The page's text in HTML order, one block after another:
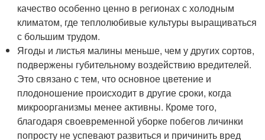
качество особенно ценно в регионах с холодным
климатом, где теплолюбивые культуры выращиваться
с большим трудом.
Ягоды и листья малины меньше, чем у других сортов,
подвержены губительному воздействию вредителей.
Это связано с тем, что основное цветение и
плодоношение происходит в другие сроки, когда
микроорганизмы менее активны. Кроме того,
благодаря своевременной уборке побегов личинки
попросту не успевают развиться и причинить вред